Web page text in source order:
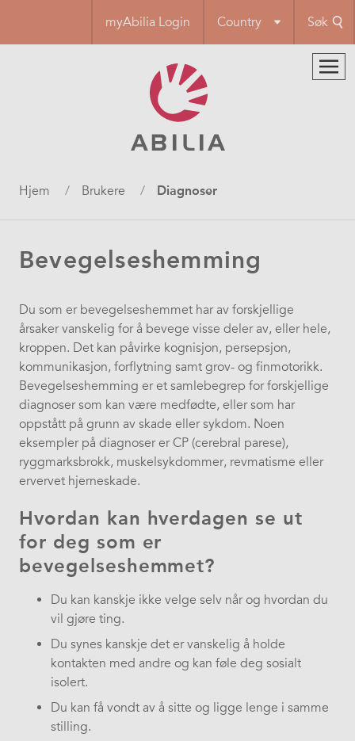
hovedinnhold
myAbilia Login Country Søk
Navigasjonssti
Hjem Brukere Diagnoser
Bevegelseshemming
Du som er bevegelseshemmet har av forskjellige
årsaker vanskelig for å bevege visse deler av, eller hele,
kroppen. Det kan påvirke kognisjon, persepsjon,
kommunikasjon, forflytning samt grov- og finmotorikk.
Bevegelseshemming er et samlebegrep for forskjellige
diagnoser som kan være medfødte, eller som har
oppstått på grunn av skade eller sykdom. Noen
eksempler på diagnoser er CP (cerebral parese),
ryggmarksbrokk, muskelsykdommer, revmatisme eller
ervervet hjerneskade.
Hvordan kan hverdagen se ut
for deg som er
bevegelseshemmet?
Du kan kanskje ikke velge selv når og hvordan du
vil gjøre ting.
Du synes kanskje det er vanskelig å holde
kontakten med andre og kan føle deg sosialt
isolert.
Du kan få vondt av å sitte og ligge lenge i samme
stilling.